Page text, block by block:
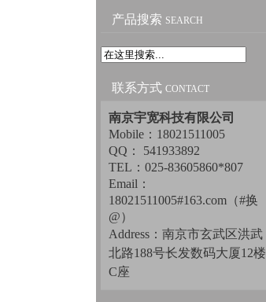
产品搜索 SEARCH
联系方式 CONTACT
南京宇宽科技有限公司
Mobile：18021511005
QQ： 541933892
TEL：025-83605860*807
Email：
18021511005#163.com（#换
@）
Address：南京市玄武区洪武
北路188号长发数码大厦12楼
C座